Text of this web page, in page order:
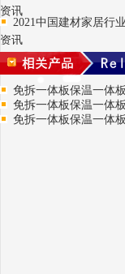
资讯
2021中国建材家居行
资讯
免拆一体板保温一体板
免拆一体板保温一体板
免拆一体板保温一体板